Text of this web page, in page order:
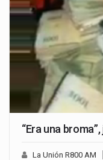
“Era una
La Unión R800 AM